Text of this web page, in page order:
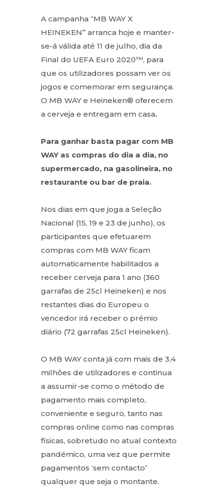
A campanha “MB WAY X
HEINEKEN” arranca hoje e manter-
se-á válida até 11 de julho, dia da
Final do UEFA Euro 2020™, para
que os utilizadores possam ver os
jogos e comemorar em segurança.
O MB WAY e Heineken® oferecem
a cerveja e entregam em casa.
Para ganhar basta pagar com MB
WAY as compras do dia a dia, no
supermercado, na gasolineira, no
restaurante ou bar de praia.
Nos dias em que joga a Seleção
Nacional (15, 19 e 23 de junho), os
participantes que efetuarem
compras com MB WAY ficam
automaticamente habilitados a
receber cerveja para 1 ano (360
garrafas de 25cl Heineken) e nos
restantes dias do Europeu o
vencedor irá receber o prémio
diário (72 garrafas 25cl Heineken).
O MB WAY conta já com mais de 3,4
milhões de utilizadores e continua
a assumir-se como o método de
pagamento mais completo,
conveniente e seguro, tanto nas
compras online como nas compras
físicas, sobretudo no atual contexto
pandémico, uma vez que permite
pagamentos ‘sem contacto’
qualquer que seja o montante.